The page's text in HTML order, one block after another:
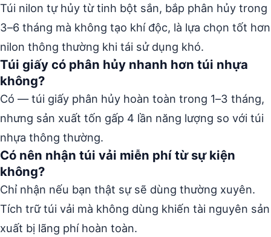
Túi nilon tự hủy từ tinh bột sắn, bắp phân hủy trong
3–6 tháng mà không tạo khí độc, là lựa chọn tốt hơn
nilon thông thường khi tái sử dụng khó.
Túi giấy có phân hủy nhanh hơn túi nhựa
không?
Có — túi giấy phân hủy hoàn toàn trong 1–3 tháng,
nhưng sản xuất tốn gấp 4 lần năng lượng so với túi
nhựa thông thường.
Có nên nhận túi vải miễn phí từ sự kiện
không?
Chỉ nhận nếu bạn thật sự sẽ dùng thường xuyên.
Tích trữ túi vải mà không dùng khiến tài nguyên sản
xuất bị lãng phí hoàn toàn.